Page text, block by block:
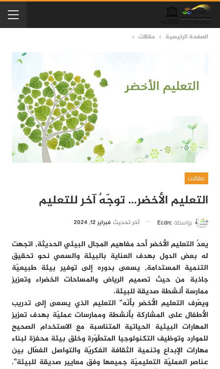
الصفحة الرئيسية مقالات
مقالات
التعليم الأخضر… توجّهٌ آخر للتعليم
بواسطة Ecdrc آخر تحديث فبراير 12, 2024
يعدٌ التعليم الأخضر أحد مفاهيم المجال البيئي الحديثة, اتجهت
له بعض الدول بهدف العناية بالبيئة والسعي نحو تحقيق
التنمية المستدامة, يسعى بدوره إلى توفير بيئة طبيعيّة
جاذبة من حيث تصميم الرياض والمساحات الخضراء وتعزيز
ممارسة أنشطة صديقة للبيئة.
ويعّرف التعليم الأخضر بأنّه” التعليم الذي يسعى إلى تدريب
الأطفال على المشاركة بأنشطة وممارسات عمليّة بهدف تعزيز
المهارات البيئية الحياتية المتناسبة مع الاستخدام الصحيح
للموارد وتوظيف التكنولوجيا المتطّوّرة وخلق بيئة محفزة لبناء
مهارات الإبداع وتنمية الثقافة الفكريّة والتواصل الفعّال بين
عناصر العمليّة التعليميّة جميعها وفق معايير صديقة للبيئة”.